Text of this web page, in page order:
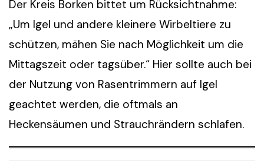
Der Kreis Borken bittet um Rücksichtnahme:
„Um Igel und andere kleinere Wirbeltiere zu
schützen, mähen Sie nach Möglichkeit um die
Mittagszeit oder tagsüber.“ Hier sollte auch bei
der Nutzung von Rasentrimmern auf Igel
geachtet werden, die oftmals an
Heckensäumen und Strauchrändern schlafen.